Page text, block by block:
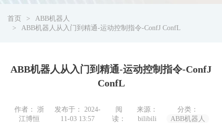
首页
ABB机器人
ABB机器人从入门到精通-运动控制指令-ConfJ ConfL
ABB机器人从入门到精通-运动控制指令-ConfJ
ConfL
作者： 浙
江博恒
发布于： 2024-
11-03 13:57
阅
读：
来源：
bilibili
分类：
ABB机器人